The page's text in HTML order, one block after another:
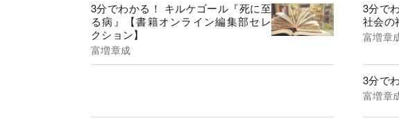
3分でわかる！ キルケゴール『死に至
る病』【書籍オンライン編集部セレ
クション】
富増章成
3分で
社会の
富増章
3分で
富増章